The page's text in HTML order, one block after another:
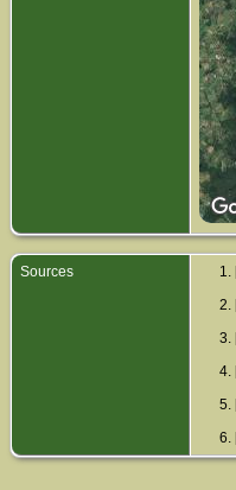
Sources